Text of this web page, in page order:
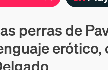
en vídeo
perras de
erótico,